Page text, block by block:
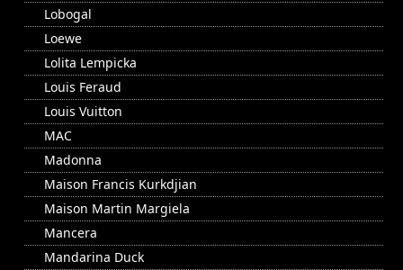
Lobogal
Loewe
Lolita Lempicka
Louis Feraud
Louis Vuitton
MAC
Madonna
Maison Francis Kurkdjian
Maison Martin Margiela
Mancera
Mandarina Duck